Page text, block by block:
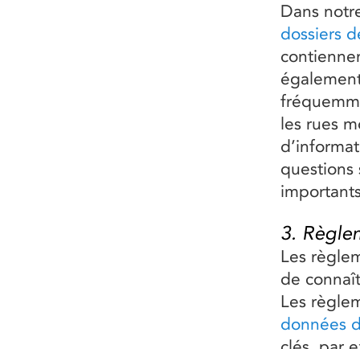
Dans
dossiers
les rues
questions
3.
Les
de
Les
données